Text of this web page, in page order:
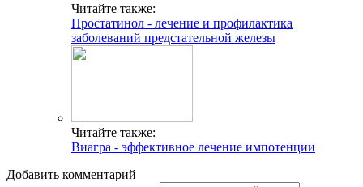
Читайте также:
Простатинол - лечение и профилактика
заболеваний предстательной железы
Читайте также:
Виагра - эффективное лечение импотенции
Добавить комментарий